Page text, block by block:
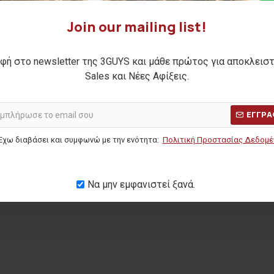
Join our mailing list!
στο newsletter της 3GUYS και μάθε πρώτος για
Sales και Νέες Αφίξεις.
διαβάσει και συμφωνώ με την ενότητα: Πολιτική Προστασίας
Να μην εμφανιστεί ξανά.
Stainless
ΤΙΜΗ:109,00€
96,00€
Ανδρικό καπέλο LUCAS
14,00€
(-30%)
ΚΑΛΥΤΕΡΗ ΤΙΜΗ 30 ΗΜΕΡΩΝ:
ΚΑΛΥΤΕΡΗ